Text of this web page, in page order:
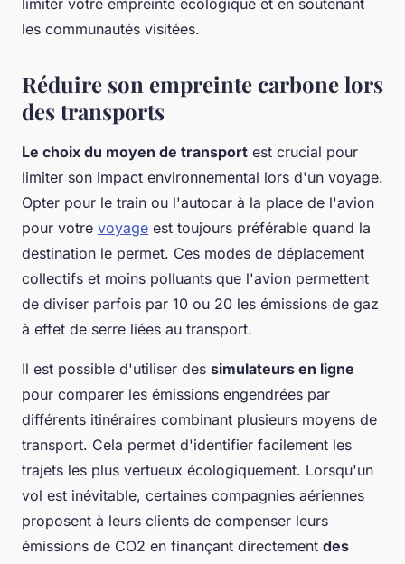
les communautés visitées.
Réduire son empreinte carbone lors
des transports
Le choix du moyen de transport est crucial pour
limiter son impact environnemental lors d'un voyage.
Opter pour le train ou l'autocar à la place de l'avion
pour votre voyage est toujours préférable quand la
destination le permet. Ces modes de déplacement
collectifs et moins polluants que l'avion permettent
de diviser parfois par 10 ou 20 les émissions de gaz
à effet de serre liées au transport.
Il est possible d'utiliser des simulateurs en ligne
pour comparer les émissions engendrées par
différents itinéraires combinant plusieurs moyens de
transport. Cela permet d'identifier facilement les
trajets les plus vertueux écologiquement. Lorsqu'un
vol est inévitable, certaines compagnies aériennes
proposent à leurs clients de compenser leurs
émissions de CO2 en finançant directement des